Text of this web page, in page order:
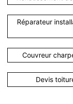
Réparateur
Couvreur
Devis